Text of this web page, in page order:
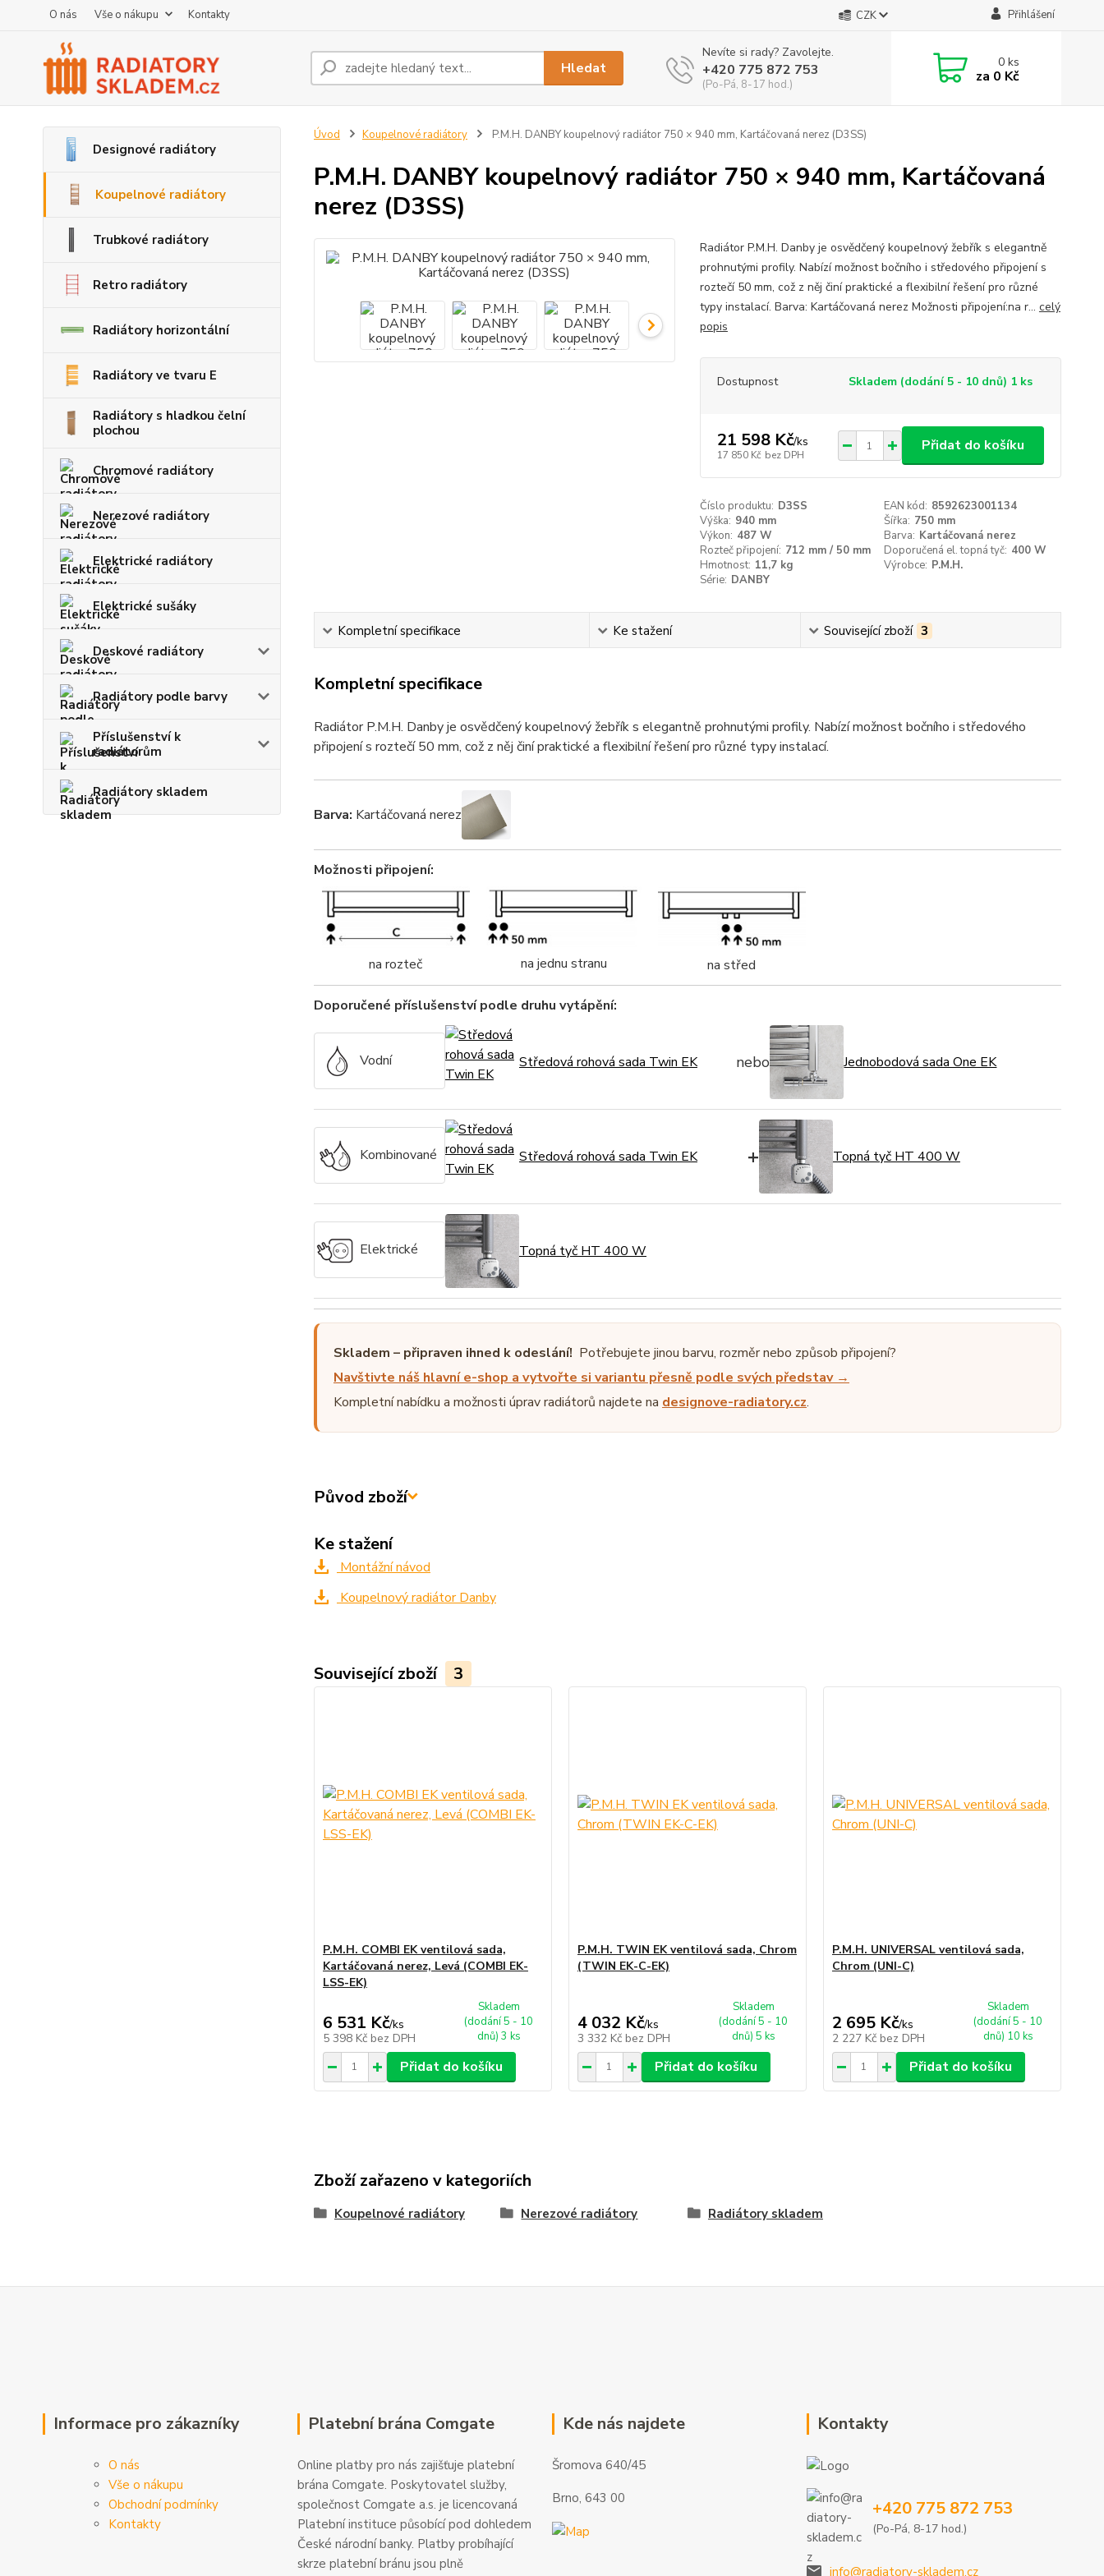
O nás Vše o nákupu Kontakty CZK Přihlášení
Hledat
Nevíte si rady? Zavolejte.
+420 775 872 753
(Po-Pá, 8-17 hod.)
0ks
za 0 Kč
Designové radiátory
Koupelnové radiátory
Trubkové radiátory
Retro radiátory
Radiátory horizontální
Radiátory ve tvaru E
Radiátory s hladkou čelní
plochou
Chromové radiátory
Nerezové radiátory
Elektrické radiátory
Elektrické sušáky
Deskové radiátory
Radiátory podle barvy
Příslušenství k
radiátorům
Radiátory skladem
Úvod Koupelnové radiátory P.M.H. DANBY koupelnový radiátor 750 × 940 mm, Kartáčovaná nerez (D3SS)
P.M.H. DANBY koupelnový radiátor 750 × 940 mm, Kartáčovaná
nerez (D3SS)
Radiátor P.M.H. Danby je osvědčený koupelnový žebřík s elegantně
prohnutými profily. Nabízí možnost bočního i středového připojení s
roztečí 50 mm, což z něj činí praktické a flexibilní řešení pro různé
typy instalací. Barva: Kartáčovaná nerez Možnosti připojení:na r... celý
popis
Dostupnost Skladem (dodání 5 - 10 dnů) 1 ks
21 598 Kč/ks
17 850 Kč bez DPH
Přidat do košíku
Číslo produktu: D3SS EAN kód: 8592623001134
Výška: 940 mm Šířka: 750 mm
Výkon: 487 W Barva: Kartáčovaná nerez
Rozteč připojení: 712 mm / 50 mm Doporučená el. topná tyč: 400 W
Hmotnost: 11,7 kg Výrobce: P.M.H.
Série: DANBY
Kompletní specifikace Ke stažení Související zboží 3
Kompletní specifikace
Radiátor P.M.H. Danby je osvědčený koupelnový žebřík s elegantně prohnutými profily. Nabízí možnost bočního i středového
připojení s roztečí 50 mm, což z něj činí praktické a flexibilní řešení pro různé typy instalací.
Barva: Kartáčovaná nerez
Možnosti připojení:
na rozteč na jednu stranu na střed
Doporučené příslušenství podle druhu vytápění:
Vodní Středová rohová sada Twin EK nebo Jednobodová sada One EK
Kombinované Středová rohová sada Twin EK + Topná tyč HT 400 W
Elektrické Topná tyč HT 400 W
Skladem – připraven ihned k odeslání! Potřebujete jinou barvu, rozměr nebo způsob připojení?
Navštivte náš hlavní e-shop a vytvořte si variantu přesně podle svých představ →
Kompletní nabídku a možnosti úprav radiátorů najdete na designove-radiatory.cz.
Původ zboží
Ke stažení
Montážní návod
Koupelnový radiátor Danby
Související zboží 3
P.M.H. COMBI EK ventilová sada,
Kartáčovaná nerez, Levá (COMBI EK-
LSS-EK)
6 531 Kč/ks
5 398 Kč bez DPH
Skladem
(dodání 5 - 10
dnů) 3 ks
Přidat do košíku
P.M.H. TWIN EK ventilová sada, Chrom
(TWIN EK-C-EK)
4 032 Kč/ks
3 332 Kč bez DPH
Skladem
(dodání 5 - 10
dnů) 5 ks
Přidat do košíku
P.M.H. UNIVERSAL ventilová sada,
Chrom (UNI-C)
2 695 Kč/ks
2 227 Kč bez DPH
Skladem
(dodání 5 - 10
dnů) 10 ks
Přidat do košíku
Zboží zařazeno v kategoriích
Koupelnové radiátory Nerezové radiátory Radiátory skladem
Informace pro zákazníky
O nás
Vše o nákupu
Obchodní podmínky
Kontakty
Platební brána Comgate
Online platby pro nás zajišťuje platební
brána Comgate. Poskytovatel služby,
společnost Comgate a.s. je licencovaná
Platební instituce působící pod dohledem
České národní banky. Platby probíhající
skrze platební bránu jsou plně
Kde nás najdete
Šromova 640/45
Brno, 643 00
Kontakty
+420 775 872 753
(Po-Pá, 8-17 hod.)
info@radiatory-skladem.cz